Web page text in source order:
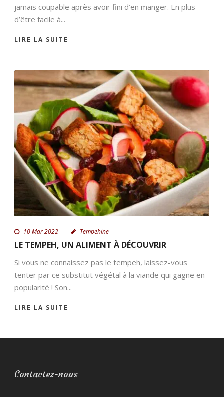
jamais coupable après avoir fini d’en manger. En plus
d’être facile à...
LIRE LA SUITE
10 Mar 2022 Tempehine
LE TEMPEH, UN ALIMENT À DÉCOUVRIR
Si vous ne connaissez pas le tempeh, laissez-vous
tenter par ce substitut végétal à la viande qui gagne en
popularité ! Son...
LIRE LA SUITE
Contactez-nous